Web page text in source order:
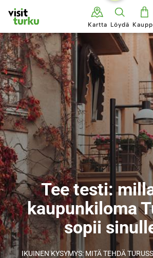
Siirry
Kartta Löydä
Tee testi:
kaupunkiloma
sopii
IKUINEN KYSYMYS: MITÄ TEHDÄ